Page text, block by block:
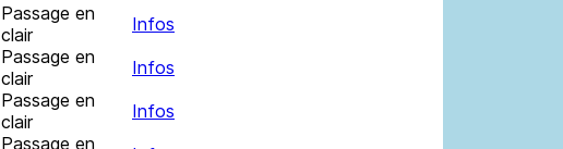
Passage en
clair
Infos
Passage en
clair
Infos
Passage en
clair
Infos
Passage en